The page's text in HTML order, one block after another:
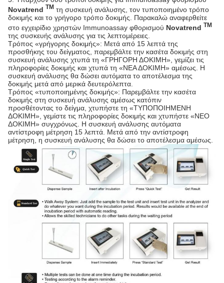
Novatrend TM τη συσκευή ανάλυσης, τον τυποποιημένο τρόπο
δοκιμής και το γρήγορο τρόπο δοκιμής. Παρακαλώ αναφερθείτε
στο εγχειρίδιο χρηστών Immunoassay φθορισμού Novatrend TM
της συσκευής ανάλυσης για τις λεπτομέρειες.
Τρόπος «γρήγορης δοκιμής»: Μετά από 15 λεπτά της
προσθήκης του δείγματος, παρεμβάλτε την κασέτα δοκιμής στη
συσκευή ανάλυσης χτυπά τη «ΓΡΗΓΟΡΗ ΔΟΚΙΜΗ», γεμίζει τις
πληροφορίες δοκιμής και χτυπά τη «ΝΕΑ ΔΟΚΙΜΗ» αμέσως. Η
συσκευή ανάλυσης θα δώσει αυτόματα το αποτέλεσμα της
δοκιμής μετά από μερικά δευτερόλεπτα.
Τρόπος «τυποποιημένης δοκιμής»: Παρεμβάλτε την κασέτα
δοκιμής στη συσκευή ανάλυσης αμέσως κατόπιν
προσθέτοντας το δείγμα, χτυπήστε τη «ΤΥΠΟΠΟΙΗΜΕΝΗ
ΔΟΚΙΜΗ», γεμίστε τις πληροφορίες δοκιμής και χτυπήστε «ΝΕΟ
ΔΟΚΙΜΗ» συγχρόνως. Η συσκευή ανάλυσης αυτόματα
αντίστροφη μέτρηση 15 λεπτά. Μετά από την αντίστροφη
μέτρηση, η συσκευή ανάλυσης θα δώσει το αποτέλεσμα αμέσως.